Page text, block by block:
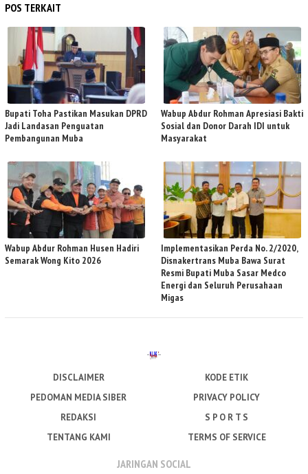
POS TERKAIT
Bupati Toha Pastikan Masukan DPRD
Jadi Landasan Penguatan
Pembangunan Muba
Wabup Abdur Rohman Apresiasi Bakti
Sosial dan Donor Darah IDI untuk
Masyarakat
Wabup Abdur Rohman Husen Hadiri
Semarak Wong Kito 2026
Implementasikan Perda No. 2/2020,
Disnakertrans Muba Bawa Surat
Resmi Bupati Muba Sasar Medco
Energi dan Seluruh Perusahaan
Migas
DISCLAIMER
KODE ETIK
PEDOMAN MEDIA SIBER
PRIVACY POLICY
REDAKSI
S P O R T S
TENTANG KAMI
TERMS OF SERVICE
JARINGAN SOCIAL